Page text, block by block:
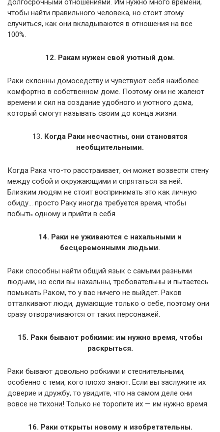
долгосрочными отношениями. Им нужно много времени,
чтобы найти правильного человека, но стоит этому
случиться, как они вкладываются в отношения на все
100%.
12. Ракам нужен свой уютный дом.
Раки склонны домоседству и чувствуют себя наиболее
комфортно в собственном доме. Поэтому они не жалеют
времени и сил на создание удобного и уютного дома,
который смогут называть своим до конца жизни.
13. Когда Раки несчастны, они становятся
необщительными.
Когда Рака что-то расстраивает, он может возвести стену
между собой и окружающими и спрятаться за ней.
Близким людям не стоит воспринимать это как личную
обиду… просто Раку иногда требуется время, чтобы
побыть одному и прийти в себя.
14. Раки не уживаются с нахальными и
бесцеремонными людьми.
Раки способны найти общий язык с самыми разными
людьми, но если вы нахальны, требовательны и пытаетесь
помыкать Раком, то у вас ничего не выйдет. Раков
отталкивают люди, думающие только о себе, поэтому они
сразу отворачиваются от таких персонажей.
15. Раки бывают робкими: им нужно время, чтобы
раскрыться.
Раки бывают довольно робкими и стеснительными,
особенно с теми, кого плохо знают. Если вы заслужите их
доверие и дружбу, то увидите, что на самом деле они
вовсе не тихони! Только не торопите их — им нужно время.
16. Раки открыты новому и изобретательны.